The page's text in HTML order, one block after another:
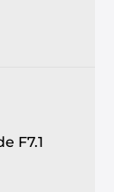
F7.1